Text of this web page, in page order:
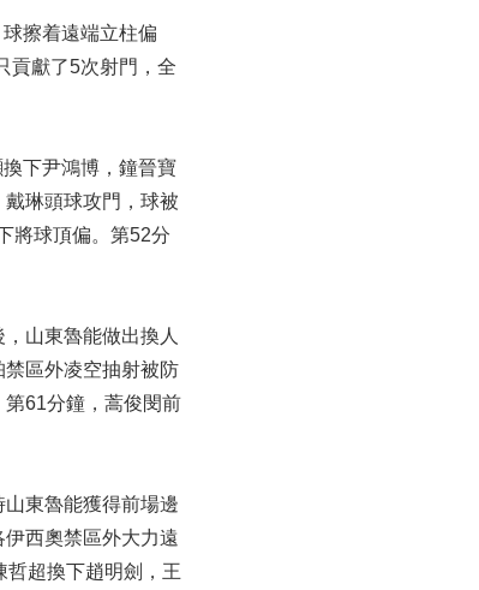
擦着遠端立柱偏
貢獻了5次射門，全
下尹鴻博，鐘晉寶
琳頭球攻門，球被
將球頂偏。第52分
山東魯能做出換人
區外凌空抽射被防
61分鐘，蒿俊閔前
東魯能獲得前場邊
西奧禁區外大力遠
哲超換下趙明劍，王